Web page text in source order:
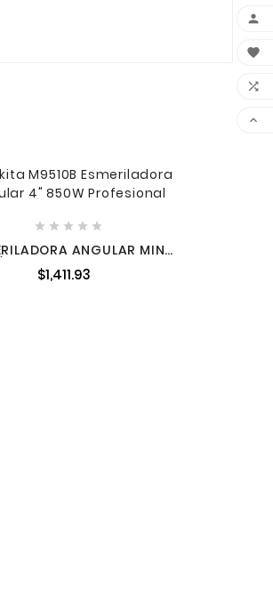
    
ANGULAR MINI
2" 850 W 11,000 RPM SIN
DISCO MAKITA M9510B
$1,411.93



